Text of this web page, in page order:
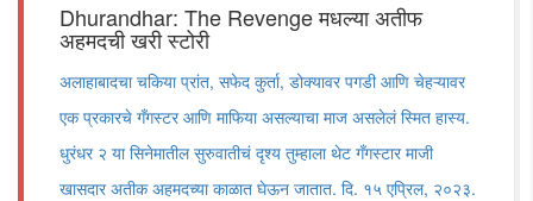
Dhurandhar: The Revenge मधल्या अतीफ
अहमदची खरी स्टोरी
अलाहाबादचा चकिया प्रांत, सफेद कुर्ता, डोक्यावर पगडी आणि चेहऱ्यावर
एक प्रकारचे गँगस्टर आणि माफिया असल्याचा माज असलेलं स्मित हास्य.
धुरंधर २ या सिनेमातील सुरुवातीचं दृश्य तुम्हाला थेट गँगस्टार माजी
खासदार अतीक अहमदच्या काळात घेऊन जातात. दि. १५ एप्रिल, २०२३.